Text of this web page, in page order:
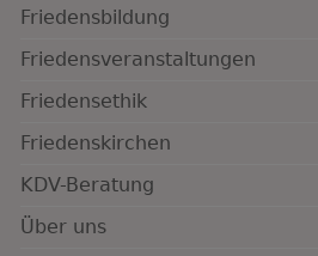
Hauptnavigation
Friedensbildung
Friedensveranstaltungen
Friedensethik
Friedenskirchen
KDV-Beratung
Über uns